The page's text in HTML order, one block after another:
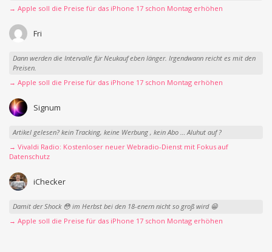
→ Apple soll die Preise für das iPhone 17 schon Montag erhöhen
Fri
Dann werden die Intervalle für Neukauf eben länger. Irgendwann reicht es mit den
Preisen.
→ Apple soll die Preise für das iPhone 17 schon Montag erhöhen
Signum
Artikel gelesen? kein Tracking, keine Werbung , kein Abo … Aluhut auf ?
→ Vivaldi Radio: Kostenloser neuer Webradio-Dienst mit Fokus auf
Datenschutz
iChecker
Damit der Shock 😳 im Herbst bei den 18-enern nicht so groß wird 😁
→ Apple soll die Preise für das iPhone 17 schon Montag erhöhen